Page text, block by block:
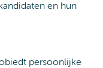
en hun
persoonlijke